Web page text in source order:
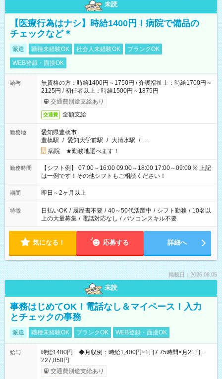
未読
【医療行為はナシ】時給1400円！病院で備品の
チェックなど＊
派遣 職種未経験OK 社会人未経験OK
ブランクOK
WEB登録・面接OK
給与
無資格の方：時給1400円～1750円 / 介護福祉士：時給1700円～
2125円 / 初任者以上：時給1500円～1875円
交通費別途支給あり
交通費 全額支給
勤務地
愛知県豊橋市
豊橋駅 / 愛知大学前駅 / 大清水駅 / …
病院 ★勤務地選べます！
勤務時間
【シフト例】 07:00～16:00 09:00～18:00 17:00～09:00 ※ 上記
は一例です！その他シフトもご相談ください！
期間 即日～2ヶ月以上
特徴 日払いOK / 履歴書不要 / 40～50代活躍中 / シフト勤務 / 10名以
上の大量募集 / 電話対応なし / パソコンスキル不要
気になる！ 応募する 詳細へ
掲載日：2026.08.05
未読
事務はじめてOK！電話なし＆マイペース！入力
とチェックの事務
派遣 職種未経験OK ブランクOK WEB登録・面接OK
給与
時給1400円 ◆月収例：時給1,400円×1日7.75時間×月21日＝
227,850円
交通費別途支給あり